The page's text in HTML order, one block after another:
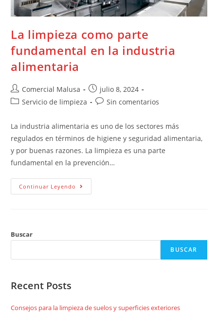
La limpieza como parte
fundamental en la industria
alimentaria
Comercial Malusa
julio 8, 2024
Servicio de limpieza
Sin comentarios
La industria alimentaria es uno de los sectores más
regulados en términos de higiene y seguridad alimentaria,
y por buenas razones. La limpieza es una parte
fundamental en la prevención…
Continuar Leyendo
Buscar
BUSCAR
Recent Posts
Consejos para la limpieza de suelos y superficies exteriores